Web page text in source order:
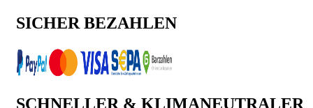
SICHER BEZAHLEN
SCHNELLER & KLIMANEUTRALER